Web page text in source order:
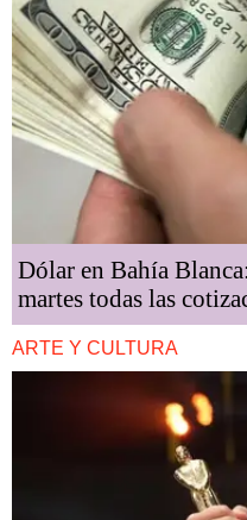
Dólar en Bahía
martes todas las
ARTE Y CULTURA